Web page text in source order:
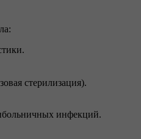
стерилизация).
инфекций.